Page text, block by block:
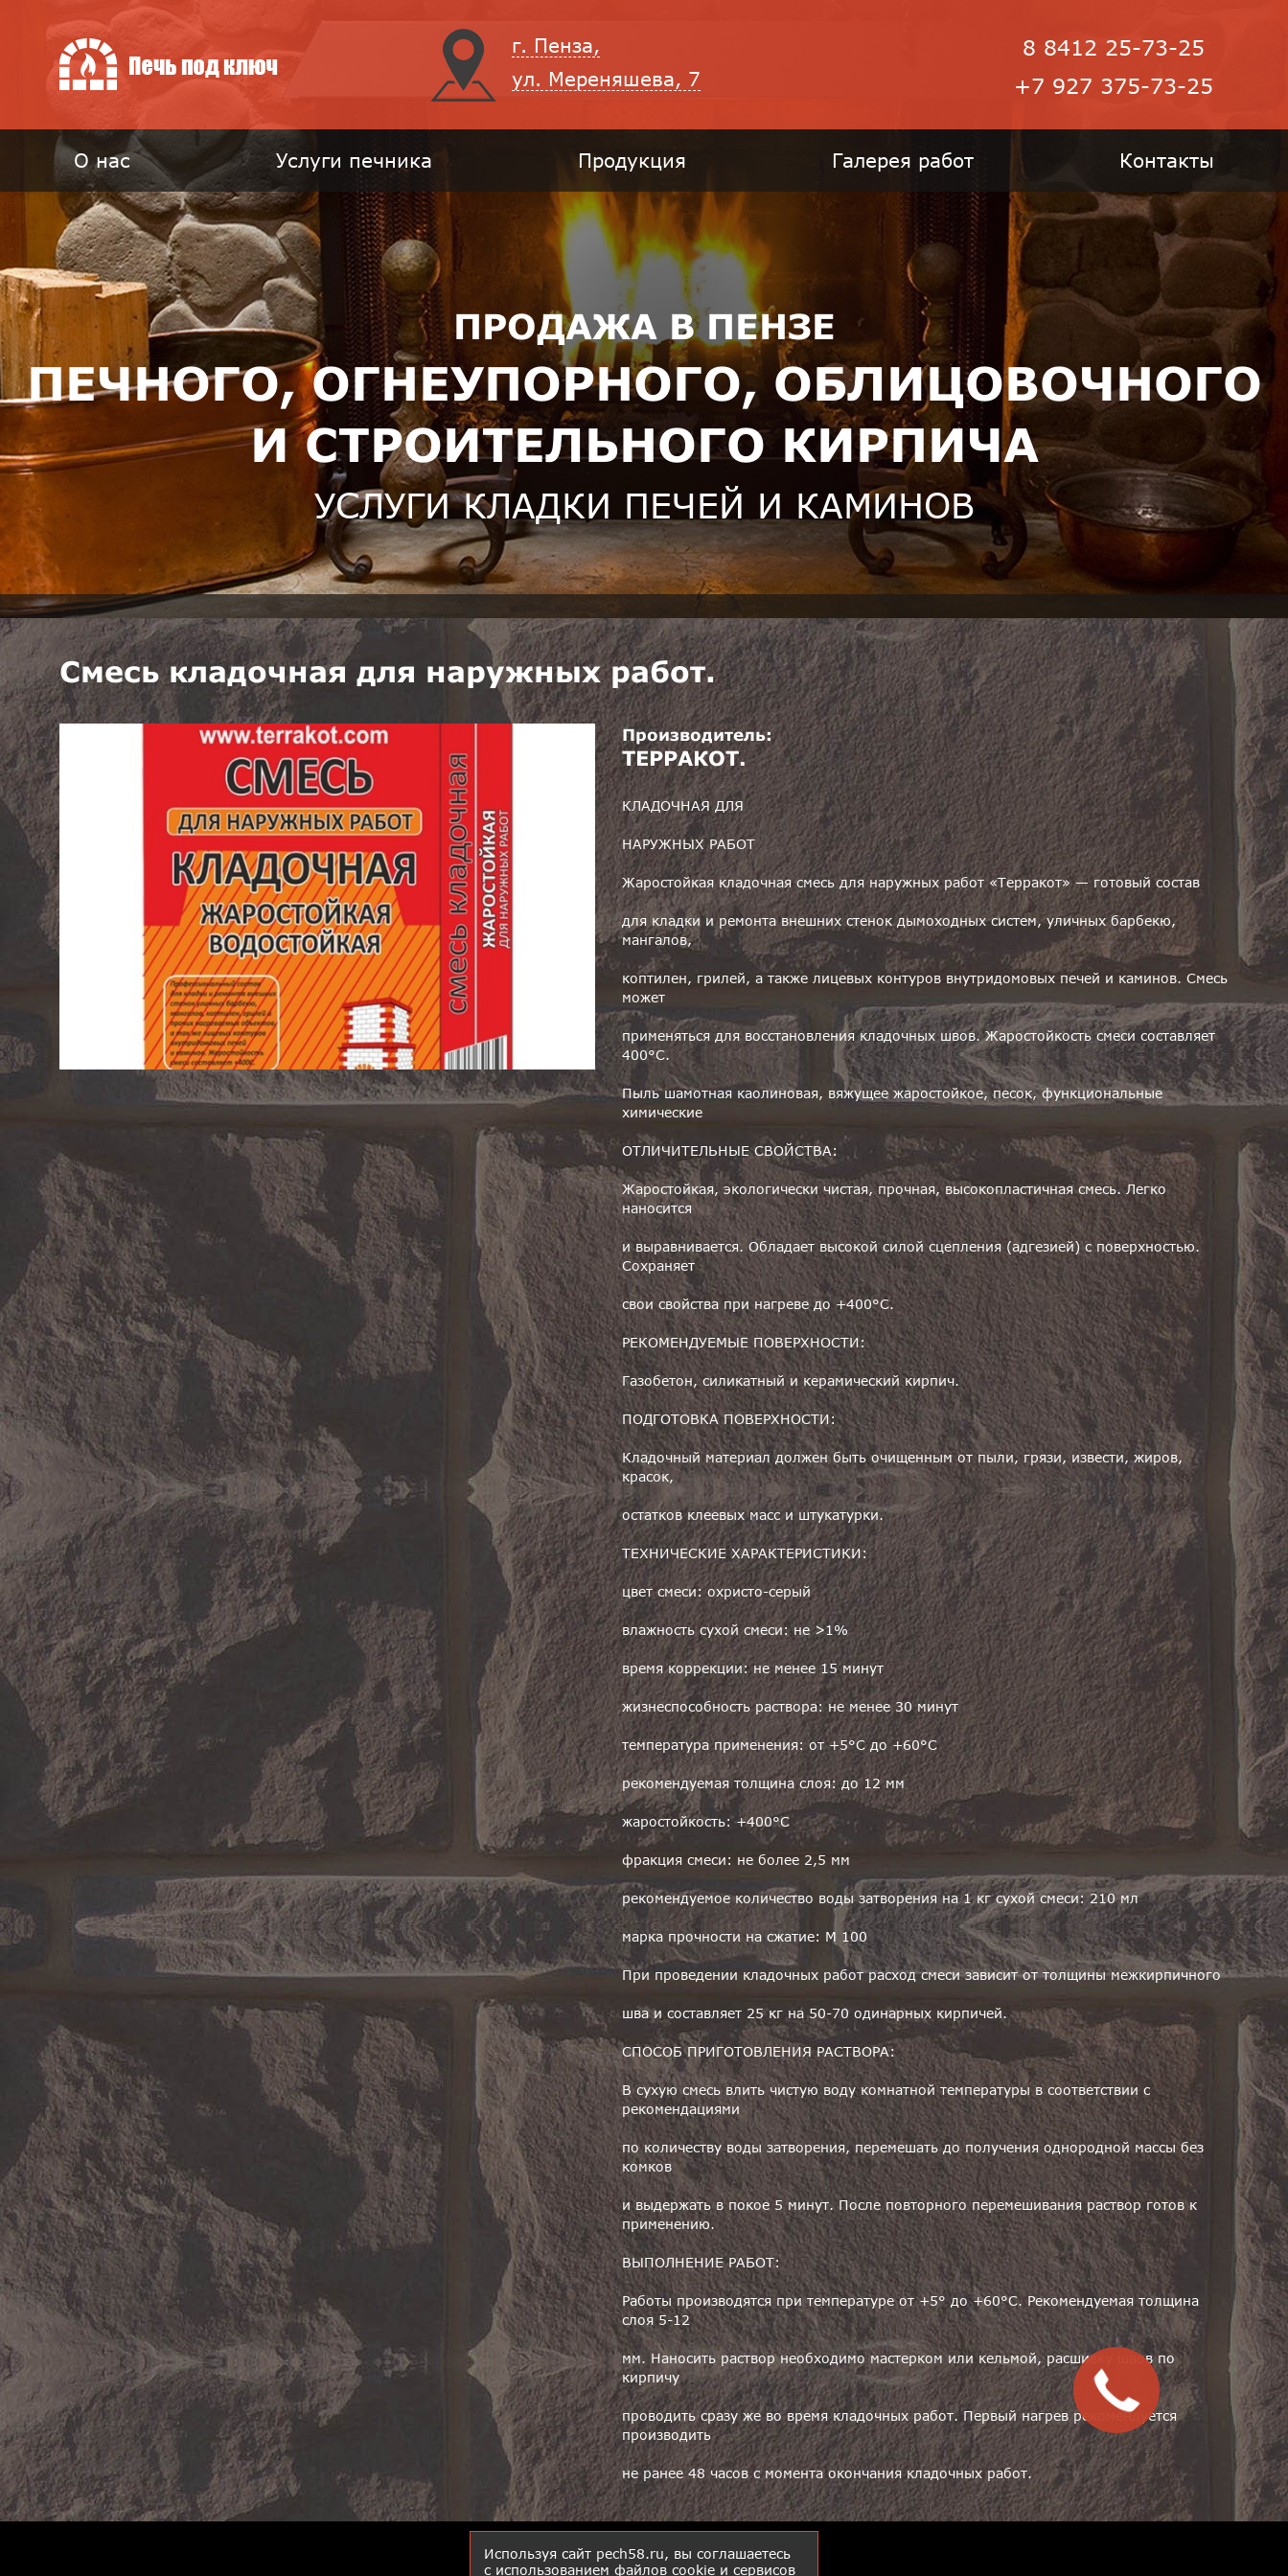
г. Пенза,
ул. Мереняшева, 7
8 8412 25-73-25
+7 927 375-73-25
О нас Услуги печника Продукция Галерея работ Контакты
ПРОДАЖА В ПЕНЗЕ
ПЕЧНОГО, ОГНЕУПОРНОГО, ОБЛИЦОВОЧНОГО
И СТРОИТЕЛЬНОГО КИРПИЧА
УСЛУГИ КЛАДКИ ПЕЧЕЙ И КАМИНОВ
Смесь кладочная для наружных работ.
Производитель:
ТЕРРАКОТ.
КЛАДОЧНАЯ ДЛЯ
НАРУЖНЫХ РАБОТ
Жаростойкая кладочная смесь для наружных работ «Терракот» — готовый состав
для кладки и ремонта внешних стенок дымоходных систем, уличных барбекю,
мангалов,
коптилен, грилей, а также лицевых контуров внутридомовых печей и каминов. Смесь
может
применяться для восстановления кладочных швов. Жаростойкость смеси составляет
400°С.
Пыль шамотная каолиновая, вяжущее жаростойкое, песок, функциональные
химические
ОТЛИЧИТЕЛЬНЫЕ СВОЙСТВА:
Жаростойкая, экологически чистая, прочная, высокопластичная смесь. Легко
наносится
и выравнивается. Обладает высокой силой сцепления (адгезией) с поверхностью.
Сохраняет
свои свойства при нагреве до +400°С.
РЕКОМЕНДУЕМЫЕ ПОВЕРХНОСТИ:
Газобетон, силикатный и керамический кирпич.
ПОДГОТОВКА ПОВЕРХНОСТИ:
Кладочный материал должен быть очищенным от пыли, грязи, извести, жиров,
красок,
остатков клеевых масс и штукатурки.
ТЕХНИЧЕСКИЕ ХАРАКТЕРИСТИКИ:
цвет смеси: охристо-серый
влажность сухой смеси: не >1%
время коррекции: не менее 15 минут
жизнеспособность раствора: не менее 30 минут
температура применения: от +5°С до +60°С
рекомендуемая толщина слоя: до 12 мм
жаростойкость: +400°С
фракция смеси: не более 2,5 мм
рекомендуемое количество воды затворения на 1 кг сухой смеси: 210 мл
марка прочности на сжатие: М 100
При проведении кладочных работ расход смеси зависит от толщины межкирпичного
шва и составляет 25 кг на 50-70 одинарных кирпичей.
СПОСОБ ПРИГОТОВЛЕНИЯ РАСТВОРА:
В сухую смесь влить чистую воду комнатной температуры в соответствии с
рекомендациями
по количеству воды затворения, перемешать до получения однородной массы без
комков
и выдержать в покое 5 минут. После повторного перемешивания раствор готов к
применению.
ВЫПОЛНЕНИЕ РАБОТ:
Работы производятся при температуре от +5° до +60°С. Рекомендуемая толщина
слоя 5-12
мм. Наносить раствор необходимо мастерком или кельмой, расшивку швов по
кирпичу
проводить сразу же во время кладочных работ. Первый нагрев рекомендуется
производить
не ранее 48 часов с момента окончания кладочных работ.
Используя сайт pech58.ru, вы соглашаетесь
с использованием файлов cookie и сервисов